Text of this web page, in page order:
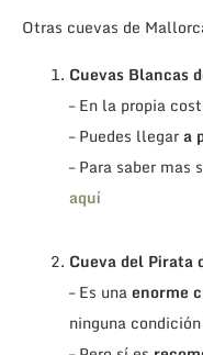
Otras cuevas de
Cuevas Blancas
– En la propia
– Puedes llegara
– Para saber
aquí
Cueva del Pirata
– Es unaenorme
ninguna